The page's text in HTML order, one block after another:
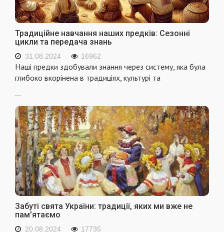
Традиційне навчання наших предків: Сезонні
цикли та передача знань
31.08.2024 16962
Наші предки здобували знання через систему, яка була
глибоко вкорінена в традиціях, культурі та
Забуті свята України: традиції, яких ми вже не
пам'ятаємо
20.08.2024 17735